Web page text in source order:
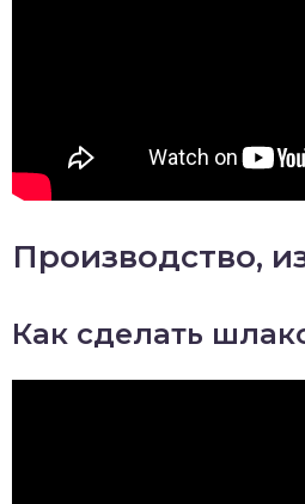
Производство,
Как сделать